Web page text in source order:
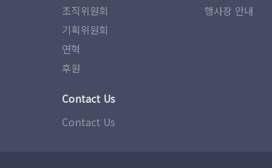
조직위원회
기획위원회
연혁
후원
행사장 안내
Contact Us
Contact Us